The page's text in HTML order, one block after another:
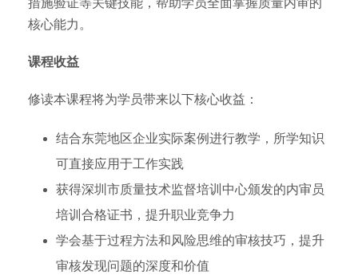
措施验证等关键技能，帮助学员全面掌握质量内审的
核心能力。
课程收益
修读本课程将为学员带来以下核心收益：
结合东莞地区企业实际案例进行教学，所学知识
可直接应用于工作实践
获得深圳市质量技术监督培训中心颁发的内审员
培训合格证书，提升职业竞争力
学会基于过程方法和风险思维的审核技巧，提升
审核发现问题的深度和价值